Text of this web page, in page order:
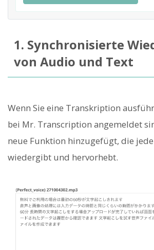
1. Synchronisierte
von Audio und Text
Wenn Sie eine Transkription
bei Mr. Transcription angemeldet
neue Funktion hinzugefügt, die
wiedergibt und hervorhebt.